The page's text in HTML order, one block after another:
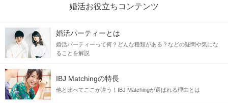
婚活お役立ちコンテンツ
婚活パーティーとは
婚活パーティーって何？どんな種類がある？などの疑問や気にな
ることを解説
IBJ Matchingの特長
他と比べてここが違う！IBJ Matchingが選ばれる理由とは